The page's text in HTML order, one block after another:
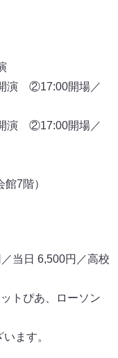
演 ②17:00開場／
演 ②17:00開場／
7階）
当日 6,500円／高校
トぴあ、ローソン
ます。